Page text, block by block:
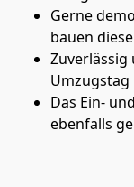
Gerne
bauen
Das Ein-
ebenfalls